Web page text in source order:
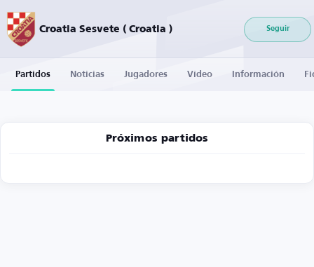
Croatia Sesvete ( Croatia ) Seguir
Partidos Noticias Jugadores Vídeo Información
Próximos partidos